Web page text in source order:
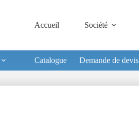
Accueil Société
Catalogue Demande de devis